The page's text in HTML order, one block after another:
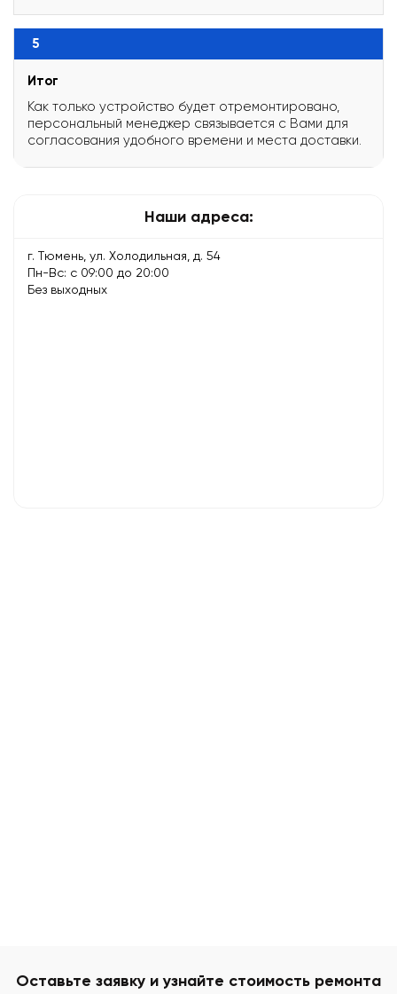
5
Итог
Как только устройство будет отремонтировано,
персональный менеджер связывается с Вами для
согласования удобного времени и места доставки.
Наши адреса:
г. Тюмень, ул. Холодильная, д. 54
Пн-Вс: с 09:00 до 20:00
Без выходных
Оставьте заявку и узнайте стоимость ремонта